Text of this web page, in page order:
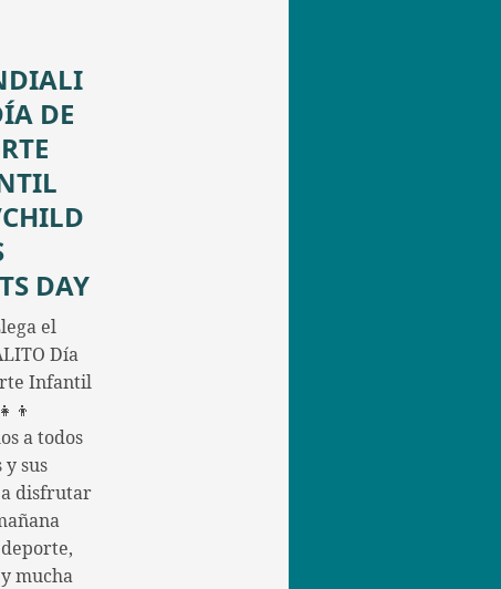
DE
DAY
el
Día
Infantil
a todos
y sus
disfrutar
mucha